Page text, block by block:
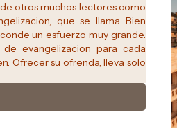
otros muchos lectores como
que se llama Bien
un esfuerzo muy grande.
evangelizacion para cada
Ofrecer su ofrenda, lleva solo